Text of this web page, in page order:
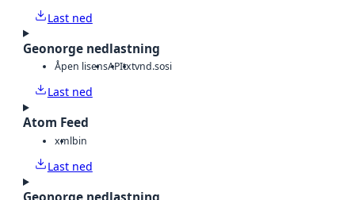
Last ned
Geonorge nedlastning
Åpen lisensAPItxtvnd.sosi
Last ned
Atom Feed
xmlbin
Last ned